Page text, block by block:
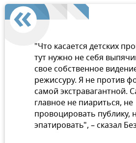
"Что касается детских
тут нужно не себя
свое собственное
режиссуру. Я не против
самой экстравагантной.
главное не пиариться, не
провоцировать публику,
эпатировать", – сказал